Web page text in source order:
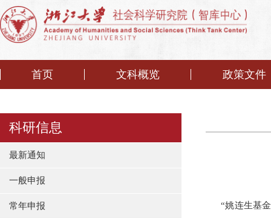
首页 文科概览 政策文件
科研信息
最新通知
一般申报
常年申报
“姚连生基金”